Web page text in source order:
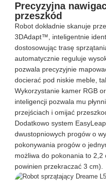
Precyzyjna
przeszkód
Robot dokładnie skanuje
3DAdapt™, inteligentnie
dostosowując trasę
automatycznie reguluje
pozwala precyzyjnie
docierać pod niskie meble,
Wykorzystanie kamer RGB
inteligencji pozwala mu
przejściach i omijać
Dodatkowo system
dwustopniowych progów o
pokonywania progów o
możliwa do pokonania to
powinien przekraczać 3 cm).